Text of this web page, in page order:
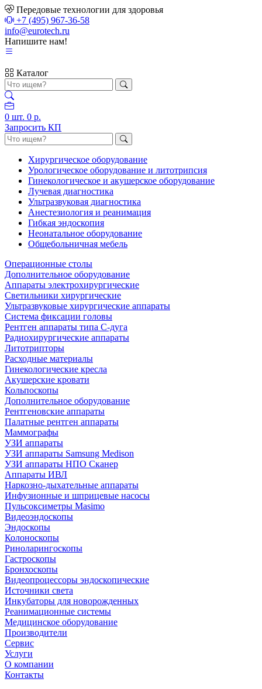
Передовые технологии для здоровья
+7 (495) 967-36-58
info@eurotech.ru
Напишите нам!
Каталог
0 шт. 0 р.
Запросить КП
Хирургическое оборудование
Урологическое оборудование и литотрипсия
Гинекологическое и акушерское оборудование
Лучевая диагностика
Ультразвуковая диагностика
Анестезиология и реанимация
Гибкая эндоскопия
Неонатальное оборудование
Общебольничная мебель
Операционные столы
Дополнительное оборудование
Аппараты электрохирургические
Светильники хирургические
Ультразвуковые хирургические аппараты
Система фиксации головы
Рентген аппараты типа С-дуга
Радиохирургические аппараты
Литотрипторы
Расходные материалы
Гинекологические кресла
Акушерские кровати
Кольпоскопы
Дополнительное оборудование
Рентгеновские аппараты
Палатные рентген аппараты
Маммографы
УЗИ аппараты
УЗИ аппараты Samsung Medison
УЗИ аппараты НПО Сканер
Аппараты ИВЛ
Наркозно-дыхательные аппараты
Инфузионные и шприцевые насосы
Пульсоксиметры Masimo
Видеоэндоскопы
Эндоскопы
Колоноскопы
Риноларингоскопы
Гастроскопы
Бронхоскопы
Видеопроцессоры эндоскопические
Источники света
Инкубаторы для новорожденных
Реанимационные системы
Медицинское оборудование
Производители
Сервис
Услуги
О компании
Контакты